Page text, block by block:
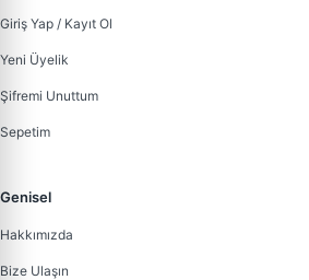
Giriş Yap / Kayıt Ol
Yeni Üyelik
Şifremi Unuttum
Sepetim
Genisel
Hakkımızda
Bize Ulaşın